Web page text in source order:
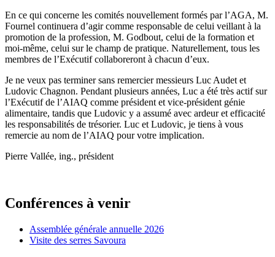
En ce qui concerne les comités nouvellement formés par l’AGA, M.
Fournel continuera d’agir comme responsable de celui veillant à la
promotion de la profession, M. Godbout, celui de la formation et
moi-même, celui sur le champ de pratique. Naturellement, tous les
membres de l’Exécutif collaboreront à chacun d’eux.
Je ne veux pas terminer sans remercier messieurs Luc Audet et
Ludovic Chagnon. Pendant plusieurs années, Luc a été très actif sur
l’Exécutif de l’AIAQ comme président et vice-président génie
alimentaire, tandis que Ludovic y a assumé avec ardeur et efficacité
les responsabilités de trésorier. Luc et Ludovic, je tiens à vous
remercie au nom de l’AIAQ pour votre implication.
Pierre Vallée, ing., président
Conférences à venir
Assemblée générale annuelle 2026
Visite des serres Savoura